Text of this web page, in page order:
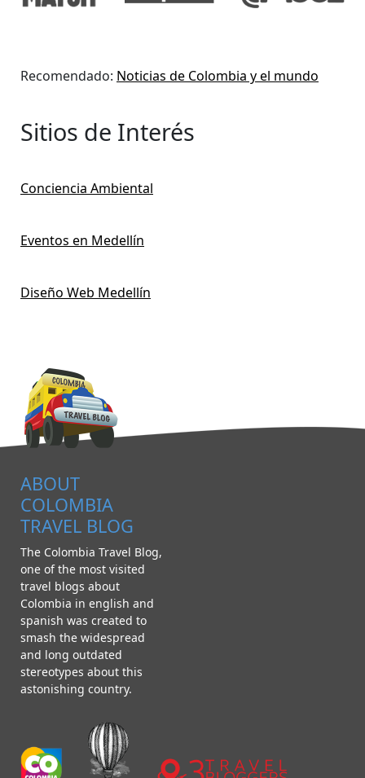
Recomendado: Noticias de Colombia y el mundo
Sitios de Interés
Conciencia Ambiental
Eventos en Medellín
Diseño Web Medellín
ABOUT
COLOMBIA
TRAVEL BLOG
The Colombia Travel Blog,
one of the most visited
travel blogs about
Colombia in english and
spanish was created to
smash the widespread
and long outdated
stereotypes about this
astonishing country.